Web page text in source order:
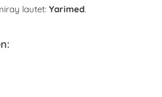
lautet: Yarimed.